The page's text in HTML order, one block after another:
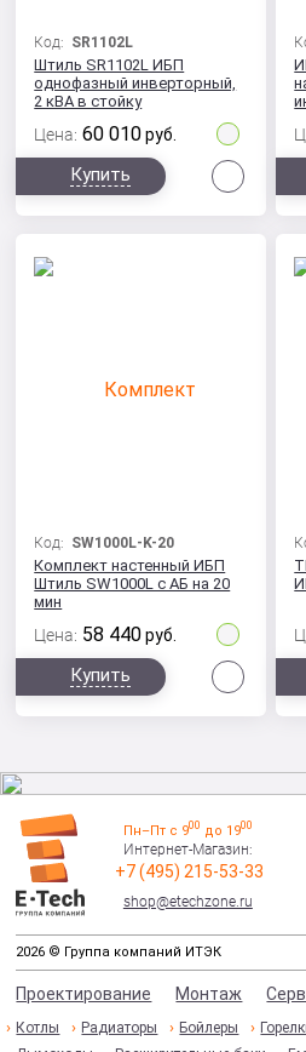
Код: SR1102L
Штиль SR1102L ИБП
однофазный инверторный,
2 кВА в стойку
Цена: 60 010 руб.
Купить
Код: SW1000L-K-20
Комплект настенный ИБП
Штиль SW1000L с АБ на 20
мин
Цена: 58 440 руб.
Купить
Пн–Пт с 900 до 1900
Интернет-Магазин:
+7 (495) 215-53-33
shop@etechzone.ru
2026 © Группа компаний ИТЭК
Проектирование Монтаж
Котлы Радиаторы Бойлеры